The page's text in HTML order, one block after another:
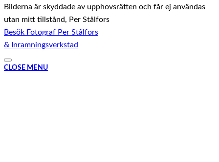
Bilderna är skyddade av upphovsrätten och får ej användas
utan mitt tillstånd, Per Stålfors
Besök Fotograf Per Stålfors
& Inramningsverkstad
CLOSE MENU